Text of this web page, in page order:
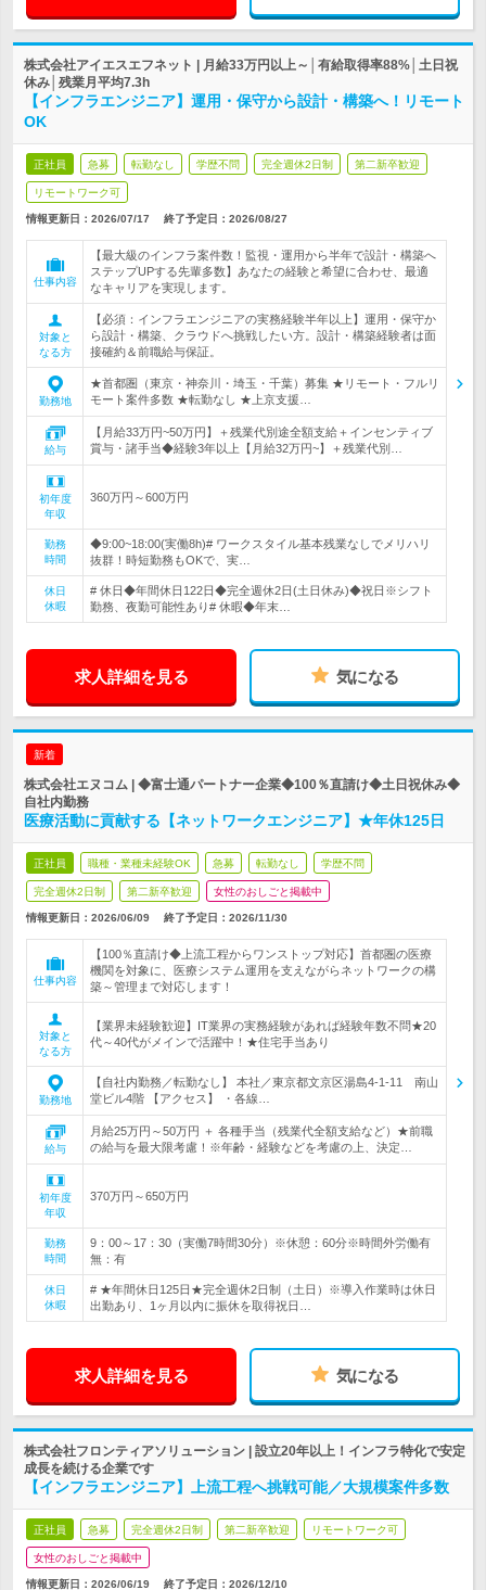
株式会社アイエスエフネット | 月給33万円以上～│有給取得率88%│土日祝
休み│残業月平均7.3h
【インフラエンジニア】運用・保守から設計・構築へ！リモート
OK
正社員 急募 転勤なし 学歴不問 完全週休2日制 第二新卒歓迎
リモートワーク可
情報更新日：2026/07/17 終了予定日： 2026/08/27
仕事内容
【最大級のインフラ案件数！監視・運用から半年で設計・構築へ
ステップUPする先輩多数】あなたの経験と希望に合わせ、最適
なキャリアを実現します。
対象と
なる方
【必須：インフラエンジニアの実務経験半年以上】運用・保守か
ら設計・構築、クラウドへ挑戦したい方。設計・構築経験者は面
接確約＆前職給与保証。
勤務地
★首都圏（東京・神奈川・埼玉・千葉）募集 ★リモート・フルリ
モート案件多数 ★転勤なし ★上京支援…
給与
【月給33万円~50万円】＋残業代別途全額支給＋インセンティブ
賞与・諸手当◆経験3年以上【月給32万円~】＋残業代別…
初年度
年収
360万円～600万円
勤務
時間
◆9:00~18:00(実働8h)# ワークスタイル基本残業なしでメリハリ
抜群！時短勤務もOKで、実…
休日
休暇
# 休日◆年間休日122日◆完全週休2日(土日休み)◆祝日※シフト
勤務、夜勤可能性あり# 休暇◆年末…
求人詳細を見る 気になる
新着
株式会社エヌコム | ◆富士通パートナー企業◆100％直請け◆土日祝休み◆
自社内勤務
医療活動に貢献する【ネットワークエンジニア】★年休125日
正社員 職種・業種未経験OK 急募 転勤なし 学歴不問
完全週休2日制 第二新卒歓迎 女性のおしごと掲載中
情報更新日：2026/06/09 終了予定日： 2026/11/30
仕事内容
【100％直請け◆上流工程からワンストップ対応】首都圏の医療
機関を対象に、医療システム運用を支えながらネットワークの構
築～管理まで対応します！
対象と
なる方
【業界未経験歓迎】IT業界の実務経験があれば経験年数不問★20
代～40代がメインで活躍中！★住宅手当あり
勤務地
【自社内勤務／転勤なし】 本社／東京都文京区湯島4-1-11 南山
堂ビル4階 【アクセス】 ・各線…
給与
月給25万円～50万円 ＋ 各種手当（残業代全額支給など）★前職
の給与を最大限考慮！※年齢・経験などを考慮の上、決定…
初年度
年収
370万円～650万円
勤務
時間
9：00～17：30（実働7時間30分）※休憩：60分※時間外労働有
無：有
休日
休暇
# ★年間休日125日★完全週休2日制（土日）※導入作業時は休日
出勤あり、1ヶ月以内に振休を取得祝日…
求人詳細を見る 気になる
株式会社フロンティアソリューション | 設立20年以上！インフラ特化で安定
成長を続ける企業です
【インフラエンジニア】上流工程へ挑戦可能／大規模案件多数
正社員 急募 完全週休2日制 第二新卒歓迎 リモートワーク可
女性のおしごと掲載中
情報更新日：2026/06/19 終了予定日： 2026/12/10